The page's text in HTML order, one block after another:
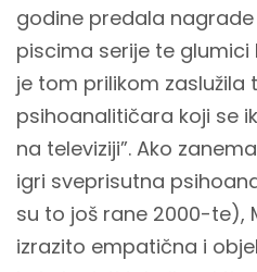
godine predala
piscima serije te glumici
je tom prilikom zaslužila
psihoanalitičara koji se
na televiziji”. Ako
igri sveprisutna
su to još rane 2000-te),
izrazito empatična i